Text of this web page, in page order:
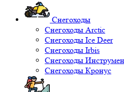
Снегоходы
Снегоходы Arctic
Снегоходы Ice Deer
Снегоходы Irbis
Снегоходы
Снегоходы Кронус